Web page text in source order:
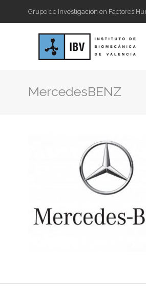
Grupo de Investigación en Factores
MercedesBENZ